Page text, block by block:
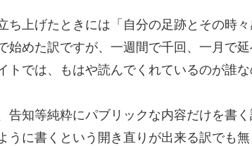
ち上げたときには「自分の足跡とその時
始めた訳ですが、一週間で千回、一月で
トでは、もはや読んでくれているのが誰
告知等純粋にパブリックな内容だけを書
うに書くという開き直りが出来る訳でも